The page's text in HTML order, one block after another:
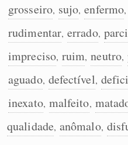
Dicionário
Sinônimos
grosseiro, sujo, enfermo,
rudimentar, errado,
impreciso, ruim, neutro,
aguado, defectível,
inexato, malfeito,
qualidade, anômalo,